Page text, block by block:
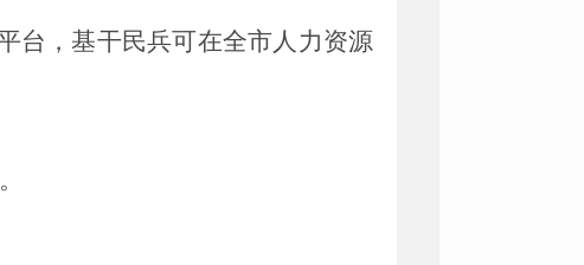
台，基干民兵可在全市人力资源